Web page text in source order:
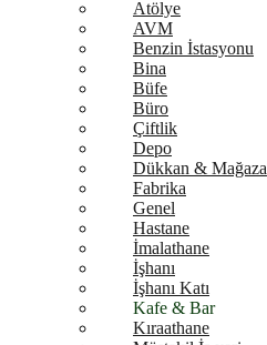
Atölye
AVM
Benzin İstasyonu
Bina
Büfe
Büro
Çiftlik
Depo
Dükkan & Mağaza
Fabrika
Genel
Hastane
İmalathane
İşhanı
İşhanı Katı
Kafe & Bar
Kıraathane